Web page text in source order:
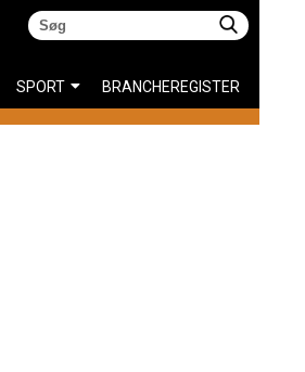
SPORT BRANCHEREGISTER